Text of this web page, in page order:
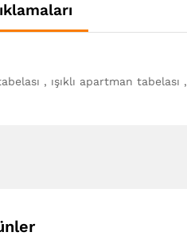
, ışıklı apartman